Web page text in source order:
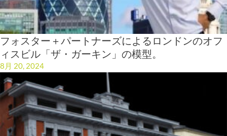
フォスター＋パートナーズによるロンドンのオフ
ィスビル「ザ・ガーキン」の模型。
8月 20, 2024